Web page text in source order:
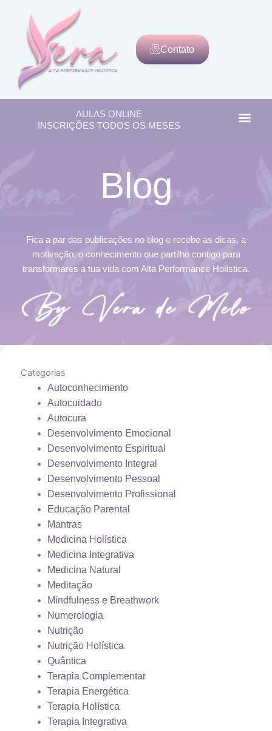
Contato
AULAS ONLINE
INSCRIÇÕES TODOS OS MESES
Blog
Fica a par das publicações no blog e recebe as dicas, a
motivação, o conhecimento que partilho contigo para
transformares a tua vida com Alta Performance Holística.
Categorias
Autoconhecimento
Autocuidado
Autocura
Desenvolvimento Emocional
Desenvolvimento Espiritual
Desenvolvimento Integral
Desenvolvimento Pessoal
Desenvolvimento Profissional
Educação Parental
Mantras
Medicina Holística
Medicina Integrativa
Medicina Natural
Meditação
Mindfulness e Breathwork
Numerologia
Nutrição
Nutrição Holística
Quântica
Terapia Complementar
Terapia Energética
Terapia Holística
Terapia Integrativa